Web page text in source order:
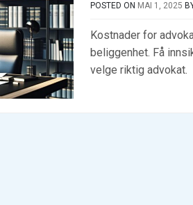
POSTED ON MAI 1, 2025
Kostnader for
beliggenhet. Få
velge riktig advokat.